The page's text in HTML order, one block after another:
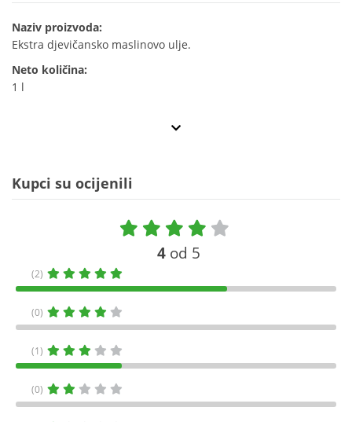
Naziv proizvoda:
Ekstra djevičansko maslinovo ulje.
Neto količina:
1 l
Kupci su ocijenili
4 od 5
(2)
(0)
(1)
(0)